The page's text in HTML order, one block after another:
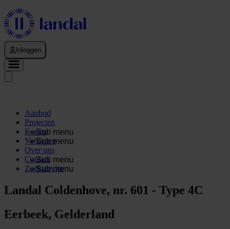
Inloggen
Aanbod
Projecten
Sub menu
Kopen
Sub menu
Verkopen
Over ons
Sub menu
Contact
Sub menu
Zoekservice
Landal Coldenhove, nr. 601 - Type 4C
Eerbeek, Gelderland